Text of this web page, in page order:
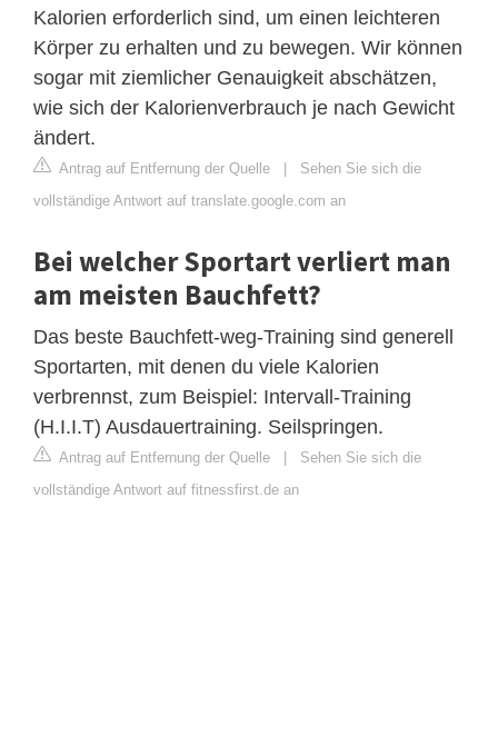
Kalorien erforderlich sind, um einen leichteren
Körper zu erhalten und zu bewegen. Wir können
sogar mit ziemlicher Genauigkeit abschätzen,
wie sich der Kalorienverbrauch je nach Gewicht
ändert.
Antrag auf Entfernung der Quelle | Sehen Sie sich die
vollständige Antwort auf translate.google.com an
Bei welcher Sportart verliert man
am meisten Bauchfett?
Das beste Bauchfett-weg-Training sind generell
Sportarten, mit denen du viele Kalorien
verbrennst, zum Beispiel: Intervall-Training
(H.I.I.T) Ausdauertraining. Seilspringen.
Antrag auf Entfernung der Quelle | Sehen Sie sich die
vollständige Antwort auf fitnessfirst.de an